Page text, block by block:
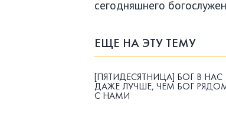
сегодняшнего
ЕЩЕ НА ЭТУ ТЕМУ
[ПЯТИДЕСЯТНИЦА] БОГ В НАС
ДАЖЕ ЛУЧШЕ, ЧЕМ БОГ
С НАМИ